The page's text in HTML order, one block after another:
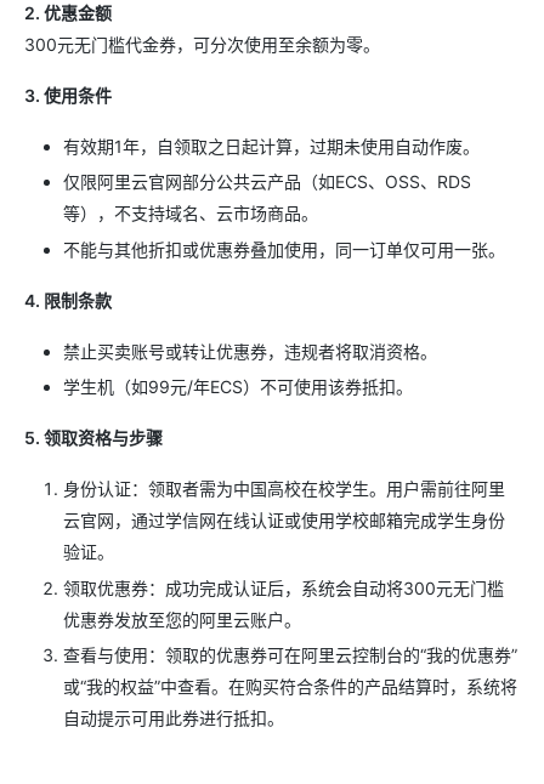
2. 优惠金额
300元无门槛代金券，可分次使用至余额为零。
3. 使用条件
有效期1年，自领取之日起计算，过期未使用自动作废。
仅限阿里云官网部分公共云产品（如ECS、OSS、RDS
等），不支持域名、云市场商品。
不能与其他折扣或优惠券叠加使用，同一订单仅可用一张。
4. 限制条款
禁止买卖账号或转让优惠券，违规者将取消资格。
学生机（如99元/年ECS）不可使用该券抵扣。
5. 领取资格与步骤
身份认证：领取者需为中国高校在校学生。用户需前往阿里
云官网，通过学信网在线认证或使用学校邮箱完成学生身份
验证。
领取优惠券：成功完成认证后，系统会自动将300元无门槛
优惠券发放至您的阿里云账户。
查看与使用：领取的优惠券可在阿里云控制台的“我的优惠券”
或“我的权益”中查看。在购买符合条件的产品结算时，系统将
自动提示可用此券进行抵扣。